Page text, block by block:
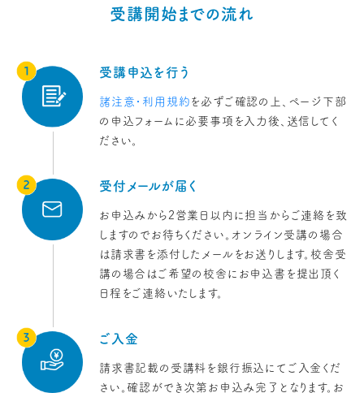
受講開始までの流れ
受講申込を行う
諸注意・利用規約 を必ずご確認の上、ページ下部
の申込フォームに必要事項を入力後、送信してく
ださい。
受付メールが届く
お申込みから2営業日以内に担当からご連絡を致
しますのでお待ちください。オンライン受講の場合
は請求書を添付したメールをお送りします。校舎受
講の場合はご希望の校舎にお申込書を提出頂く
日程をご連絡いたします。
ご入金
請求書記載の受講料を銀行振込にてご入金くだ
さい。確認ができ次第お申込み完了となります。お